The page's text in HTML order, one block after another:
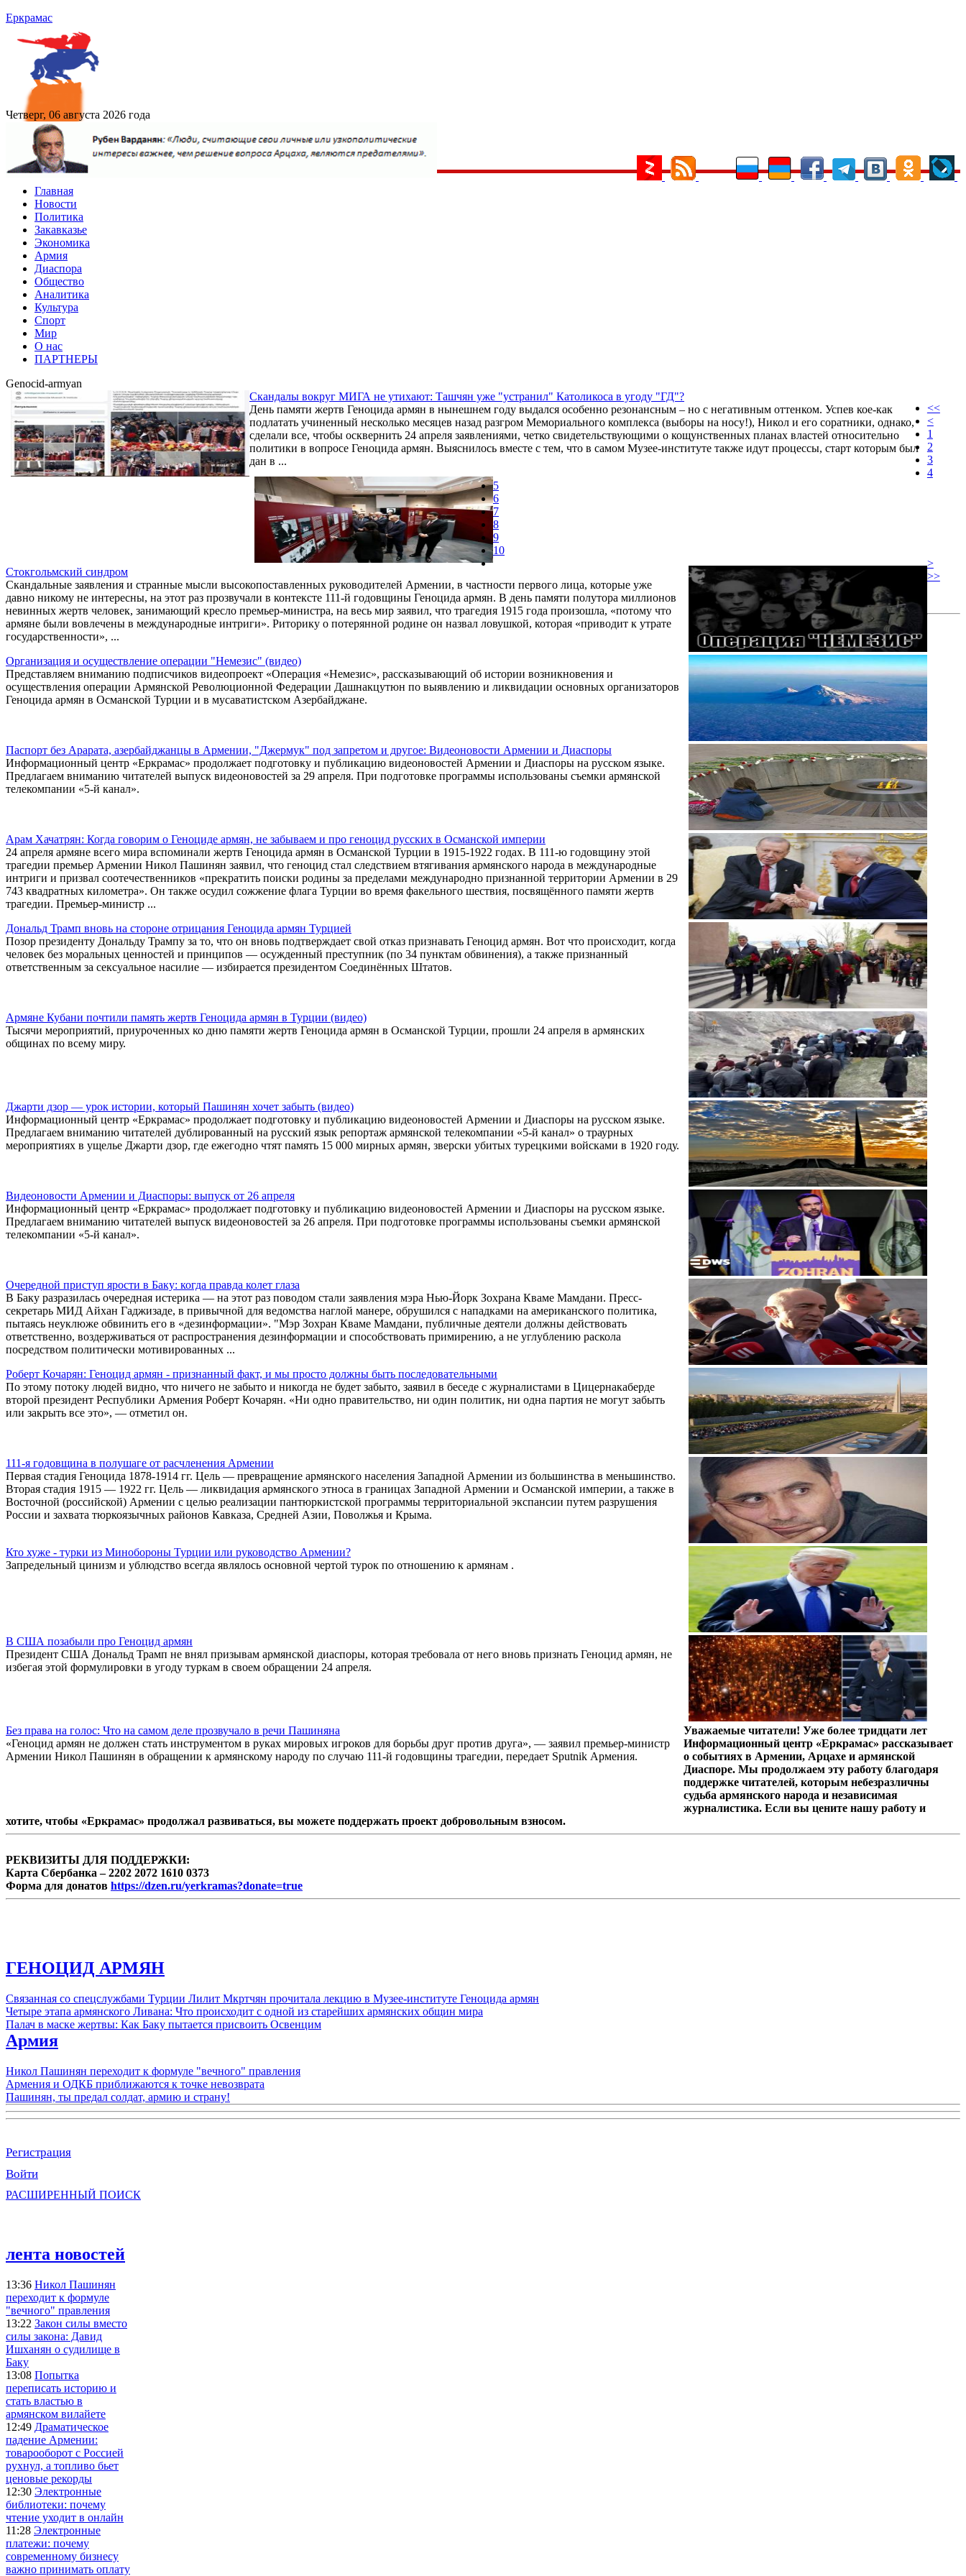
Еркрамас
Четверг, 06 августа 2026 года
Главная
Новости
Политика
Закавказье
Экономика
Армия
Диаспора
Общество
Аналитика
Культура
Спорт
Мир
О нас
ПАРТНЕРЫ
Genocid-armyan
Скандалы вокруг МИГА не утихают: Ташчян уже "устранил" Католикоса в угоду "ГД"?
День памяти жертв Геноцида армян в нынешнем году выдался особенно резонансным – но с негативным оттенком. Успев кое-как
подлатать учиненный несколько месяцев назад разгром Мемориального комплекса (выборы на носу!), Никол и его соратники, однако,
сделали все, чтобы осквернить 24 апреля заявлениями, четко свидетельствующими о кощунственных планах властей относительно
политики в вопросе Геноцида армян. Выяснилось вместе с тем, что в самом Музее-институте также идут процессы, старт которым был
дан в ...
Стокгольмский синдром
Скандальные заявления и странные мысли высокопоставленных руководителей Армении, в частности первого лица, которые уже
давно никому не интересны, на этот раз прозвучали в контексте 111-й годовщины Геноцида армян. В день памяти полутора миллионов
невинных жертв человек, занимающий кресло премьер-министра, на весь мир заявил, что трагедия 1915 года произошла, «потому что
армяне были вовлечены в международные интриги». Риторику о потерянной родине он назвал ловушкой, которая «приводит к утрате
государственности», ...
Организация и осуществление операции "Немезис" (видео)
Представляем вниманию подписчиков видеопроект «Операция «Немезис», рассказывающий об истории возникновения и
осуществления операции Армянской Революционной Федерации Дашнакцутюн по выявлению и ликвидации основных организаторов
Геноцида армян в Османской Турции и в мусаватистском Азербайджане.
Паспорт без Арарата, азербайджанцы в Армении, "Джермук" под запретом и другое: Видеоновости Армении и Диаспоры
Информационный центр «Еркрамас» продолжает подготовку и публикацию видеоновостей Армении и Диаспоры на русском языке.
Предлагаем вниманию читателей выпуск видеоновостей за 29 апреля. При подготовке программы использованы съемки армянской
телекомпании «5-й канал».
Арам Хачатрян: Когда говорим о Геноциде армян, не забываем и про геноцид русских в Османской империи
24 апреля армяне всего мира вспоминали жертв Геноцида армян в Османской Турции в 1915-1922 годах. В 111-ю годовщину этой
трагедии премьер Армении Никол Пашинян заявил, что геноцид стал следствием втягивания армянского народа в международные
интриги и призвал соотечественников «прекратить поиски родины за пределами международно признанной территории Армении в 29
743 квадратных километра». Он также осудил сожжение флага Турции во время факельного шествия, посвящённого памяти жертв
трагедии. Премьер-министр ...
Дональд Трамп вновь на стороне отрицания Геноцида армян Турцией
Позор президенту Дональду Трампу за то, что он вновь подтверждает свой отказ признавать Геноцид армян. Вот что происходит, когда
человек без моральных ценностей и принципов — осужденный преступник (по 34 пунктам обвинения), а также признанный
ответственным за сексуальное насилие — избирается президентом Соединённых Штатов.
Армяне Кубани почтили память жертв Геноцида армян в Турции (видео)
Тысячи мероприятий, приуроченных ко дню памяти жертв Геноцида армян в Османской Турции, прошли 24 апреля в армянских
общинах по всему миру.
Джарти дзор — урок истории, который Пашинян хочет забыть (видео)
Информационный центр «Еркрамас» продолжает подготовку и публикацию видеоновостей Армении и Диаспоры на русском языке.
Предлагаем вниманию читателей дублированный на русский язык репортаж армянской телекомпании «5-й канал» о траурных
мероприятиях в ущелье Джарти дзор, где ежегодно чтят память 15 000 мирных армян, зверски убитых турецкими войсками в 1920 году.
Видеоновости Армении и Диаспоры: выпуск от 26 апреля
Информационный центр «Еркрамас» продолжает подготовку и публикацию видеоновостей Армении и Диаспоры на русском языке.
Предлагаем вниманию читателей выпуск видеоновостей за 26 апреля. При подготовке программы использованы съемки армянской
телекомпании «5-й канал».
Очередной приступ ярости в Баку: когда правда колет глаза
В Баку разразилась очередная истерика — на этот раз поводом стали заявления мэра Нью-Йорк Зохрана Кваме Мамдани. Пресс-
секретарь МИД Айхан Гаджизаде, в привычной для ведомства наглой манере, обрушился с нападками на американского политика,
пытаясь неуклюже обвинить его в «дезинформации». "Мэр Зохран Кваме Мамдани, публичные деятели должны действовать
ответственно, воздерживаться от распространения дезинформации и способствовать примирению, а не углублению раскола
посредством политически мотивированных ...
Роберт Кочарян: Геноцид армян - признанный факт, и мы просто должны быть последовательными
По этому потоку людей видно, что ничего не забыто и никогда не будет забыто, заявил в беседе с журналистами в Цицернакаберде
второй президент Республики Армения Роберт Кочарян. «Ни одно правительство, ни один политик, ни одна партия не могут забыть
или закрыть все это», — отметил он.
111-я годовщина в полушаге от расчленения Армении
Первая стадия Геноцида 1878-1914 гг. Цель — превращение армянского населения Западной Армении из большинства в меньшинство.
Вторая стадия 1915 — 1922 гг. Цель — ликвидация армянского этноса в границах Западной Армении и Османской империи, а также в
Восточной (российской) Армении с целью реализации пантюркистской программы территориальной экспансии путем разрушения
России и захвата тюркоязычных районов Кавказа, Средней Азии, Поволжья и Крыма.
Кто хуже - турки из Минобороны Турции или руководство Армении?
Запредельный цинизм и ублюдство всегда являлось основной чертой турок по отношению к армянам .
В США позабыли про Геноцид армян
Президент США Дональд Трамп не внял призывам армянской диаспоры, которая требовала от него вновь признать Геноцид армян, не
избегая этой формулировки в угоду туркам в своем обращении 24 апреля.
Без права на голос: Что на самом деле прозвучало в речи Пашиняна
«Геноцид армян не должен стать инструментом в руках мировых игроков для борьбы друг против друга», — заявил премьер-министр
Армении Никол Пашинян в обращении к армянскому народу по случаю 111-й годовщины трагедии, передает Sputnik Армения.
<<
<
1
2
3
4
5
6
7
8
9
10
>
>>
Уважаемые читатели! Уже более тридцати лет
Информационный центр «Еркрамас» рассказывает
о событиях в Армении, Арцахе и армянской
Диаспоре. Мы продолжаем эту работу благодаря
поддержке читателей, которым небезразличны
судьба армянского народа и независимая
журналистика. Если вы цените нашу работу и
хотите, чтобы «Еркрамас» продолжал развиваться, вы можете поддержать проект добровольным взносом.
РЕКВИЗИТЫ ДЛЯ ПОДДЕРЖКИ:
Карта Сбербанка – 2202 2072 1610 0373
Форма для донатов https://dzen.ru/yerkramas?donate=true
ГЕНОЦИД АРМЯН
Связанная со спецслужбами Турции Лилит Мкртчян прочитала лекцию в Музее-институте Геноцида армян
Четыре этапа армянского Ливана: Что происходит с одной из старейших армянских общин мира
Палач в маске жертвы: Как Баку пытается присвоить Освенцим
Армия
Никол Пашинян переходит к формуле "вечного" правления
Армения и ОДКБ приближаются к точке невозврата
Пашинян, ты предал солдат, армию и страну!
Регистрация
Войти
РАСШИРЕННЫЙ ПОИСК
лента новостей
13:36 Никол Пашинян
переходит к формуле
"вечного" правления
13:22 Закон силы вместо
силы закона: Давид
Ишханян о судилище в
Баку
13:08 Попытка
переписать историю и
стать властью в
армянском вилайете
12:49 Драматическое
падение Армении:
товарооборот с Россией
рухнул, а топливо бьет
ценовые рекорды
12:30 Электронные
библиотеки: почему
чтение уходит в онлайн
11:28 Электронные
платежи: почему
современному бизнесу
важно принимать оплату